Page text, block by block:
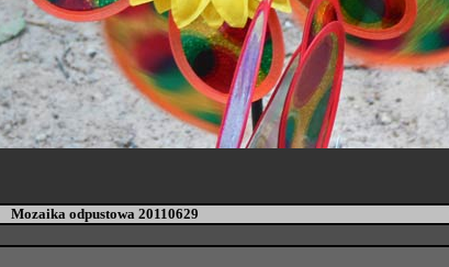
Mozaika odpustowa 20110629